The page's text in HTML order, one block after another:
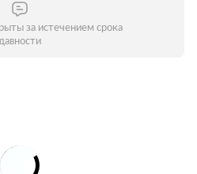
за истечением срока